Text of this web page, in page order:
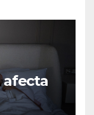
afecta